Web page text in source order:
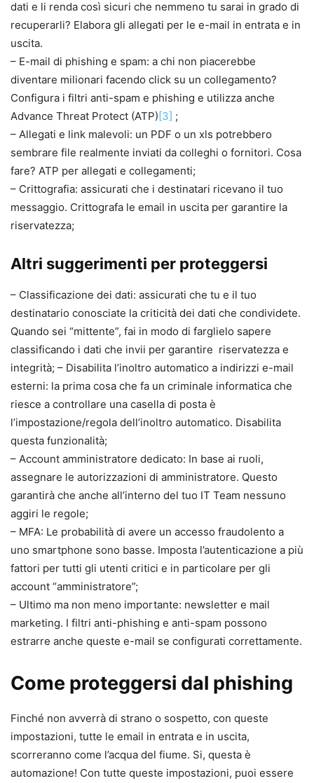
dati e li renda così sicuri che nemmeno tu sarai in grado di
recuperarli? Elabora gli allegati per le e-mail in entrata e in
uscita.
– E-mail di phishing e spam: a chi non piacerebbe
diventare milionari facendo click su un collegamento?
Configura i filtri anti-spam e phishing e utilizza anche
Advance Threat Protect (ATP)[3] ;
– Allegati e link malevoli: un PDF o un xls potrebbero
sembrare file realmente inviati da colleghi o fornitori. Cosa
fare? ATP per allegati e collegamenti;
– Crittografia: assicurati che i destinatari ricevano il tuo
messaggio. Crittografa le email in uscita per garantire la
riservatezza;
Altri suggerimenti per proteggersi
– Classificazione dei dati: assicurati che tu e il tuo
destinatario conosciate la criticità dei dati che condividete.
Quando sei “mittente”, fai in modo di farglielo sapere
classificando i dati che invii per garantire riservatezza e
integrità; – Disabilita l’inoltro automatico a indirizzi e-mail
esterni: la prima cosa che fa un criminale informatica che
riesce a controllare una casella di posta è
l’impostazione/regola dell’inoltro automatico. Disabilita
questa funzionalità;
– Account amministratore dedicato: In base ai ruoli,
assegnare le autorizzazioni di amministratore. Questo
garantirà che anche all’interno del tuo IT Team nessuno
aggiri le regole;
– MFA: Le probabilità di avere un accesso fraudolento a
uno smartphone sono basse. Imposta l’autenticazione a più
fattori per tutti gli utenti critici e in particolare per gli
account “amministratore”;
– Ultimo ma non meno importante: newsletter e mail
marketing. I filtri anti-phishing e anti-spam possono
estrarre anche queste e-mail se configurati correttamente.
Come proteggersi dal phishing
Finché non avverrà di strano o sospetto, con queste
impostazioni, tutte le email in entrata e in uscita,
scorreranno come l’acqua del fiume. Si, questa è
automazione! Con tutte queste impostazioni, puoi essere